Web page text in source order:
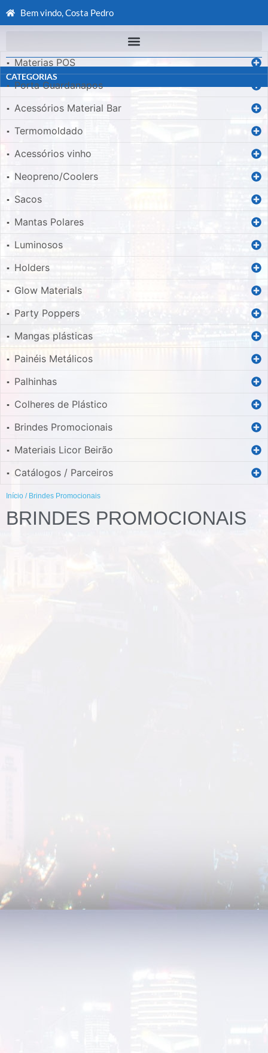
Bem vindo, Costa Pedro
CATEGORIAS
▪ Materias POS
▪ Porta Guardanapos
▪ Acessórios Material Bar
▪ Termomoldado
▪ Acessórios vinho
▪ Neopreno/Coolers
▪ Sacos
▪ Mantas Polares
▪ Luminosos
▪ Holders
▪ Glow Materials
▪ Party Poppers
▪ Mangas plásticas
▪ Painéis Metálicos
▪ Palhinhas
▪ Colheres de Plástico
▪ Brindes Promocionais
▪ Materiais Licor Beirão
▪ Catálogos / Parceiros
Início / Brindes Promocionais
BRINDES PROMOCIONAIS